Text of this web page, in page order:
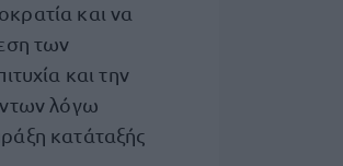
και να
των
και την
λόγω
κατάταξής